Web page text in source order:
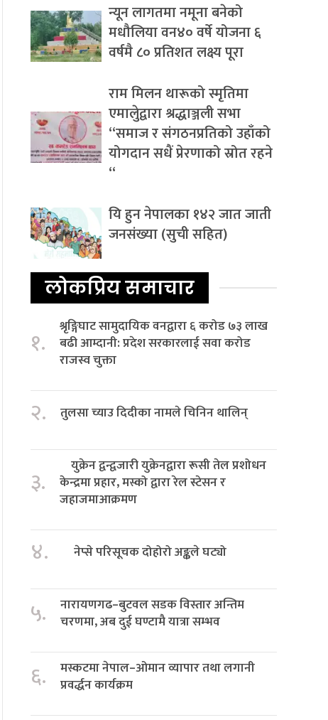
न्यून लागतमा नमूना बनेको
मधौलिया वन४० वर्षे योजना ६
वर्षमै ८० प्रतिशत लक्ष्य पूरा
राम मिलन थारूको स्मृतिमा
एमालेुद्वारा श्रद्धाञ्जली सभा
“समाज र संगठनप्रतिको उहाँको
योगदान सधैं प्रेरणाको स्रोत रहने
“
यि हुन नेपालका १४२ जात जाती
जनसंख्या (सुची सहित)
लोकप्रिय समाचार
१.
श्रृङ्गिघाट सामुदायिक वनद्वारा ६ करोड ७३ लाख
बढी आम्दानी: प्रदेश सरकारलाई सवा करोड
राजस्व चुक्ता
२. तुलसा च्याउ दिदीका नामले चिनिन थालिन्
३.
युक्रेन द्वन्द्वजारी युक्रेनद्वारा रूसी तेल प्रशोधन
केन्द्रमा प्रहार, मस्को द्वारा रेल स्टेसन र
जहाजमाआक्रमण
४. नेप्से परिसूचक दोहोरो अङ्कले घट्यो
५.
नारायणगढ–बुटवल सडक विस्तार अन्तिम
चरणमा, अब दुई घण्टामै यात्रा सम्भव
६.
मस्कटमा नेपाल–ओमान व्यापार तथा लगानी
प्रवर्द्धन कार्यक्रम